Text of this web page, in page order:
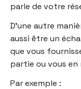
parle de votre
D’une autre
aussi être un
que vous
partie ou vous en
Par exemple :